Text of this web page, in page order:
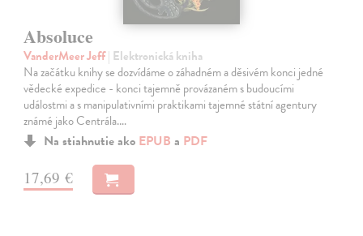
Absoluce
VanderMeer Jeff| Elektronická kniha
Na začátku knihy se dozvídáme o záhadném a děsivém konci jedné
vědecké expedice - konci tajemně provázaném s budoucími
událostmi a s manipulativními praktikami tajemné státní agentury
známé jako Centrála.…
Na stiahnutie ako EPUB a PDF
17,69 €